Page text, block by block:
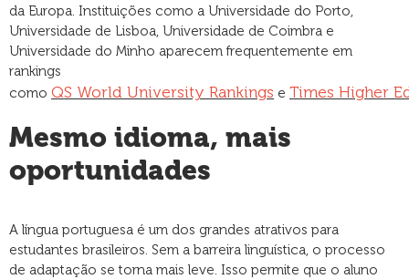
da Europa. Instituições como a Universidade do Porto,
Universidade de Lisboa, Universidade de Coimbra e
Universidade do Minho aparecem frequentemente em
rankings
como QS World University Rankings e Times Higher
Mesmo idioma, mais
oportunidades
A língua portuguesa é um dos grandes atrativos para
estudantes brasileiros. Sem a barreira linguística, o processo
de adaptação se torna mais leve. Isso permite que o aluno